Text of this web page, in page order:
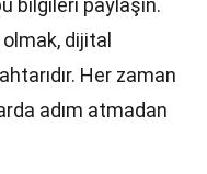
bilgileri paylaşın.
olmak, dijital
Her zaman
adım atmadan